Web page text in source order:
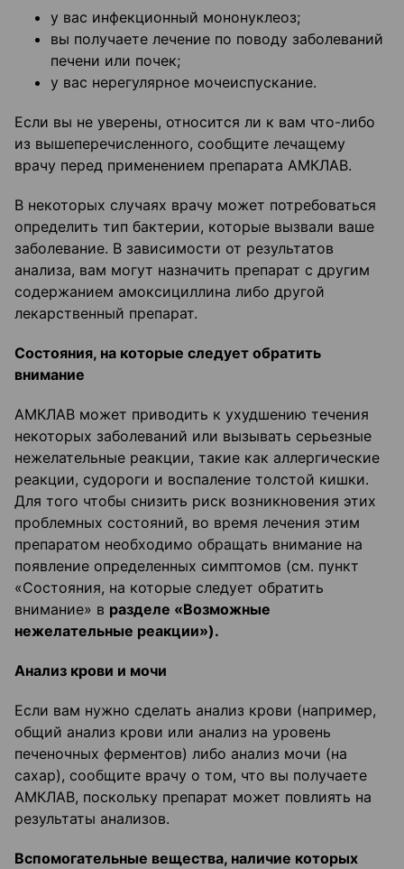
у вас инфекционный мононуклеоз;
вы получаете лечение по поводу заболеваний
печени или почек;
у вас нерегулярное мочеиспускание.
Если вы не уверены, относится ли к вам что-либо
из вышеперечисленного, сообщите лечащему
врачу перед применением препарата АМКЛАВ.
В некоторых случаях врачу может потребоваться
определить тип бактерии, которые вызвали ваше
заболевание. В зависимости от результатов
анализа, вам могут назначить препарат с другим
содержанием амоксициллина либо другой
лекарственный препарат.
Состояния, на которые следует обратить
внимание
АМКЛАВ может приводить к ухудшению течения
некоторых заболеваний или вызывать серьезные
нежелательные реакции, такие как аллергические
реакции, судороги и воспаление толстой кишки.
Для того чтобы снизить риск возникновения этих
проблемных состояний, во время лечения этим
препаратом необходимо обращать внимание на
появление определенных симптомов (см. пункт
«Состояния, на которые следует обратить
внимание» в разделе «Возможные
нежелательные реакции»).
Анализ крови и мочи
Если вам нужно сделать анализ крови (например,
общий анализ крови или анализ на уровень
печеночных ферментов) либо анализ мочи (на
сахар), сообщите врачу о том, что вы получаете
АМКЛАВ, поскольку препарат может повлиять на
результаты анализов.
Вспомогательные вещества, наличие которых